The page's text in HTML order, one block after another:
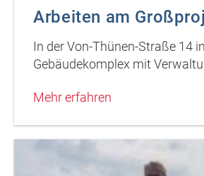
Arbeiten am
In der Von-Thünen-Straße 14
Gebäudekomplex mit
Mehr erfahren